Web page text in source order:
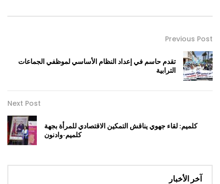
Previous Post
تقدم حاسم في إعداد النظام الأساسي لموظفي الجماعات
الترابية
Next Post
كلميم: لقاء جهوي يناقش التمكين الاقتصادي للمرأة بجهة
كلميم-وادنون
آخر الأخبار